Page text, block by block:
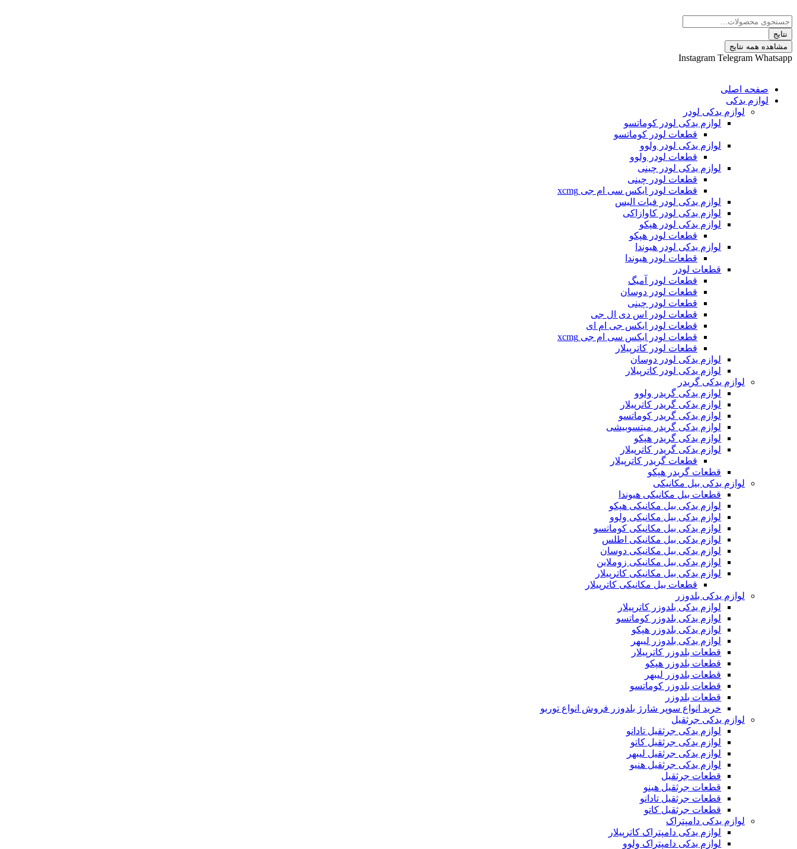
به
محتوا
Search
...نتایج
مشاهده همه نتایج
Instagram Telegram Whatsapp
صفحه اصلی
لوازم یدکی
لوازم یدکی لودر
لوازم یدکی لودر کوماتسو
قطعات لودر کوماتسو
لوازم یدکی لودر ولوو
قطعات لودر ولوو
لوازم یدکی لودر چینی
قطعات لودر چینی
قطعات لودر ایکس سی ام جی xcmg
لوازم یدکی لودر فیات الیس
لوازم یدکی لودر کاوازاکی
لوازم یدکی لودر هپکو
قطعات لودر هپکو
لوازم یدکی لودر هیوندا
قطعات لودر هیوندا
قطعات لودر
قطعات لودر آمیگ
قطعات لودر دوسان
قطعات لودر چینی
قطعات لودر اس دی ال جی
قطعات لودر ایکس جی ام ای
قطعات لودر ایکس سی ام جی xcmg
قطعات لودر کاترپیلار
لوازم یدکی لودر دوسان
لوازم یدکی لودر کاترپیلار
لوازم یدکی گریدر
لوازم یدکی گریدر ولوو
لوازم یدکی گریدر کاترپیلار
لوازم یدکی گریدر کوماتسو
لوازم یدکی گریدر میتسوبیشی
لوازم یدکی گریدر هپکو
لوازم یدکی گریدر کاترپیلار
قطعات گریدر کاترپیلار
قطعات گریدر هپکو
لوازم یدکی بیل مکانیکی
قطعات بیل مکانیکی هیوندا
لوازم یدکی بیل مکانیکی هپکو
لوازم یدکی بیل مکانیکی ولوو
لوازم یدکی بیل مکانیکی کوماتسو
لوازم یدکی بیل مکانیکی اطلس
لوازم یدکی بیل مکانیکی دوسان
لوازم یدکی بیل مکانیکی زوملاین
لوازم یدکی بیل مکانیکی کاترپیلار
قطعات بیل مکانیکی کاترپیلار
لوازم یدکی بلدوزر
لوازم یدکی بلدوزر کاترپیلار
لوازم یدکی بلدوزر کوماتسو
لوازم یدکی بلدوزر هپکو
لوازم یدکی بلدوزر لیبهر
قطعات بلدوزر کاترپیلار
قطعات بلدوزر هپکو
قطعات بلدوزر لیبهر
قطعات بلدوزر کوماتسو
قطعات بلدوزر
خرید انواع سوپر شارژ بلدوزر فروش انواع توربو
لوازم یدکی جرثقیل
لوازم یدکی جرثقیل تادانو
لوازم یدکی جرثقیل کاتو
لوازم یدکی جرثقیل لیبهر
لوازم یدکی جرثقیل هنیو
قطعات جرثقیل
قطعات جرثقیل هینو
قطعات جرثقیل تادانو
قطعات جرثقیل کاتو
لوازم یدکی دامپتراک
لوازم یدکی دامپتراک کاترپیلار
لوازم یدکی دامپتراک ولوو